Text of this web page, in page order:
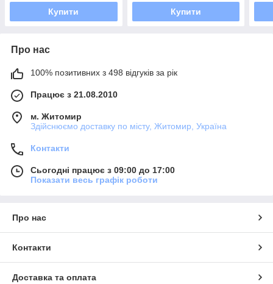
Купити Купити
Про нас
100% позитивних з 498 відгуків за рік
Працює з 21.08.2010
м. Житомир
Здійснюємо доставку по місту, Житомир, Україна
Контакти
Сьогодні працює з 09:00 до 17:00
Показати весь графік роботи
Про нас
Контакти
Доставка та оплата